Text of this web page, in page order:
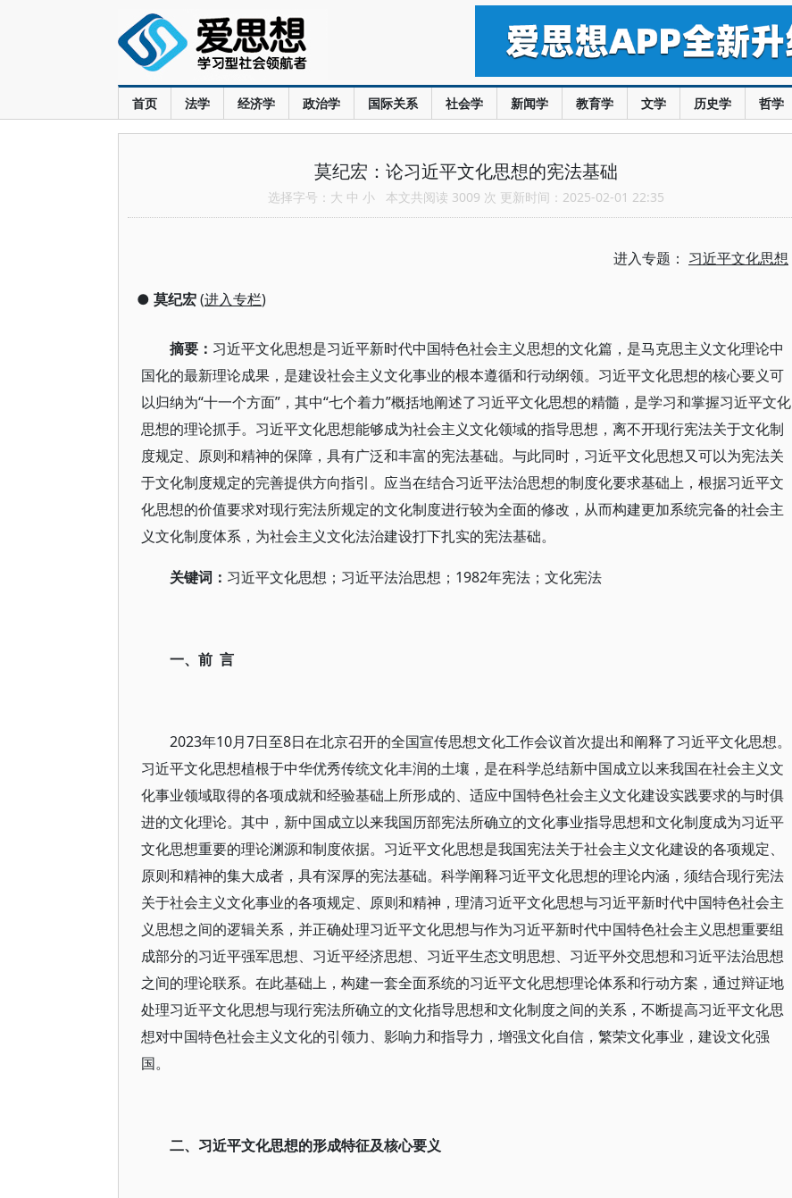
首页 法学 经济学 政治学 国际关系 社会学 新闻学 教育学 文学 历史学 哲学
莫纪宏：论习近平文化思想的宪法基础
选择字号： 大 中 小 本文共阅读 3009 次 更新时间：2025-02-01 22:35
进入专题： 习近平文化思想
● 莫纪宏(进入专栏)
摘要： 习近平文化思想是习近平新时代中国特色社会主义思想的文化篇，是马克思主义文化理论中
国化的最新理论成果，是建设社会主义文化事业的根本遵循和行动纲领。习近平文化思想的核心要义可
以归纳为“十一个方面”，其中“七个着力”概括地阐述了习近平文化思想的精髓，是学习和掌握习近平文化
思想的理论抓手。习近平文化思想能够成为社会主义文化领域的指导思想，离不开现行宪法关于文化制
度规定、原则和精神的保障，具有广泛和丰富的宪法基础。与此同时，习近平文化思想又可以为宪法关
于文化制度规定的完善提供方向指引。应当在结合习近平法治思想的制度化要求基础上，根据习近平文
化思想的价值要求对现行宪法所规定的文化制度进行较为全面的修改，从而构建更加系统完备的社会主
义文化制度体系，为社会主义文化法治建设打下扎实的宪法基础。
关键词： 习近平文化思想；习近平法治思想；1982年宪法；文化宪法
一、前 言
2023年10月7日至8日在北京召开的全国宣传思想文化工作会议首次提出和阐释了习近平文化思想。
习近平文化思想植根于中华优秀传统文化丰润的土壤，是在科学总结新中国成立以来我国在社会主义文
化事业领域取得的各项成就和经验基础上所形成的、适应中国特色社会主义文化建设实践要求的与时俱
进的文化理论。其中，新中国成立以来我国历部宪法所确立的文化事业指导思想和文化制度成为习近平
文化思想重要的理论渊源和制度依据。习近平文化思想是我国宪法关于社会主义文化建设的各项规定、
原则和精神的集大成者，具有深厚的宪法基础。科学阐释习近平文化思想的理论内涵，须结合现行宪法
关于社会主义文化事业的各项规定、原则和精神，理清习近平文化思想与习近平新时代中国特色社会主
义思想之间的逻辑关系，并正确处理习近平文化思想与作为习近平新时代中国特色社会主义思想重要组
成部分的习近平强军思想、习近平经济思想、习近平生态文明思想、习近平外交思想和习近平法治思想
之间的理论联系。在此基础上，构建一套全面系统的习近平文化思想理论体系和行动方案，通过辩证地
处理习近平文化思想与现行宪法所确立的文化指导思想和文化制度之间的关系，不断提高习近平文化思
想对中国特色社会主义文化的引领力、影响力和指导力，增强文化自信，繁荣文化事业，建设文化强
国。
二、习近平文化思想的形成特征及核心要义